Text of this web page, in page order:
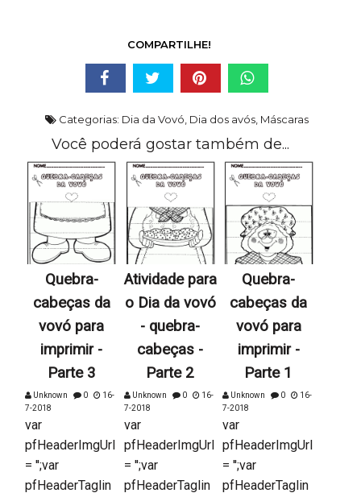
COMPARTILHE!
Categorias: Dia da Vovó Dia dos avós, Máscaras
Você poderá gostar também de...
Quebra-
cabeças da
vovó para
imprimir -
Parte 3
Unknown 0
16-
7-2018
var
pfHeaderImgUrl
= '';var
pfHeaderTaglin
Atividade para
o Dia da vovó
- quebra-
cabeças -
Parte 2
Unknown 0
16-
7-2018
var
pfHeaderImgUrl
= '';var
pfHeaderTaglin
Quebra-
cabeças da
vovó para
imprimir -
Parte 1
Unknown 0
16-
7-2018
var
pfHeaderImgUrl
= '';var
pfHeaderTaglin